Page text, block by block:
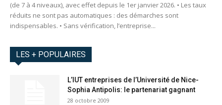
(de 7 à 4 niveaux), avec effet depuis le 1er janvier 2026. • Les taux
réduits ne sont pas automatiques : des démarches sont
indispensables. • Sans vérification, l’entreprise...
LES + POPULAIRES
L’IUT entreprises de l’Université de Nice-
Sophia Antipolis: le partenariat gagnant
28 octobre 2009